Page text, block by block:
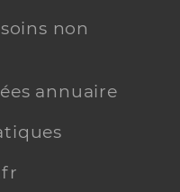
non
annuaire